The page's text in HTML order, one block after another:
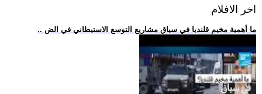
اخر الافلام
.. ما أهمية مخيم قلنديا في سياق مشاريع التوسع الاستيطاني في الض